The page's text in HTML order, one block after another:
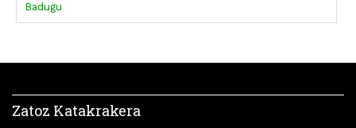
Badugu
Zatoz Katakrakera